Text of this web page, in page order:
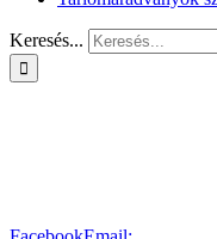
Keresés...